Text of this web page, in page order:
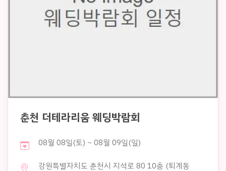
춘천 더테라리움 웨딩박람회
08월 08일(토) ~ 08월 09일(일)
강원특별자치도 춘천시 지석로 80 10층 (퇴계동